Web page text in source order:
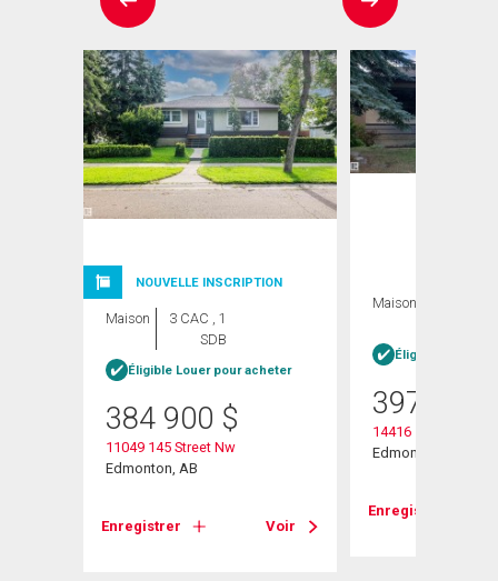
NOUVELLE INSCRIPTION
Maison
3 CAC , 1
SDB
Éligible Louer pour acheter
384 900 $
11049 145 Street Nw
Edmonton, AB
Enregistrer Voir
Maison
Éligible Louer
397 000
14416 110a
Edmonton, AB
Enregistrer